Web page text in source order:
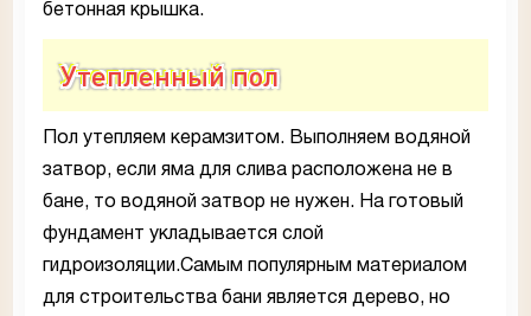
бетонная крышка.
Утепленный пол
Пол утепляем керамзитом. Выполняем водяной
затвор, если яма для слива расположена не в
бане, то водяной затвор не нужен. На готовый
фундамент укладывается слой
гидроизоляции.Самым популярным материалом
для строительства бани является дерево, но